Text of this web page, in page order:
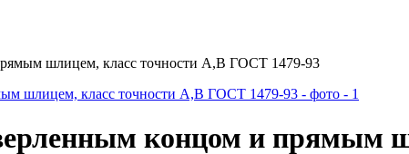
шлицем, класс точности А,В ГОСТ 1479-93
концом и прямым